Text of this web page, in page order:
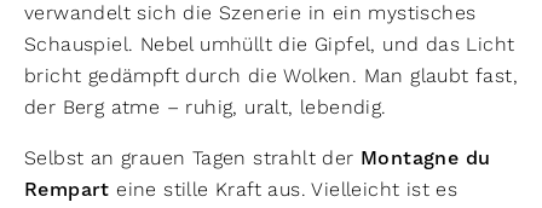
verwandelt sich die Szenerie in ein mystisches
Schauspiel. Nebel umhüllt die Gipfel, und das Licht
bricht gedämpft durch die Wolken. Man glaubt fast,
der Berg atme – ruhig, uralt, lebendig.
Selbst an grauen Tagen strahlt der Montagne du
Rempart eine stille Kraft aus. Vielleicht ist es